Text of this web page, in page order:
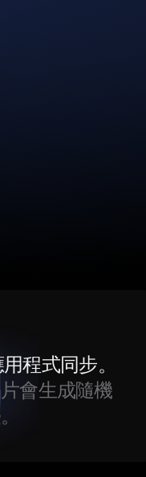
程式同步。
會生成隨機